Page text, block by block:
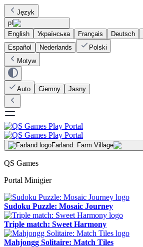
Język
pl
English
Українська Français Deutsch
Español
Nederlands
Polski
Motyw
Auto Ciemny Jasny
Farland: Farm Village
QS Games
Portal Minigier
Sudoku Puzzle: Mosaic Journey
Triple match: Sweet Harmony
Mahjongg Solitaire: Match Tiles